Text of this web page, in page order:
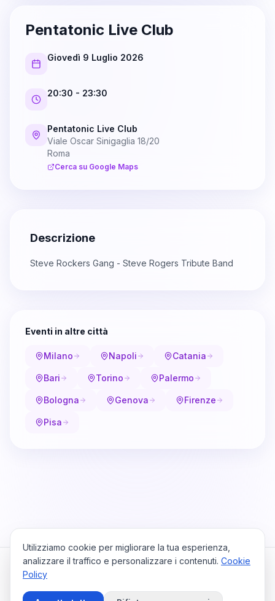
Pentatonic Live Club
Giovedì 9 Luglio 2026
20:30 - 23:30
Pentatonic Live Club
Viale Oscar Sinigaglia 18/20
Roma
Cerca su Google Maps
Descrizione
Steve Rockers Gang - Steve Rogers Tribute Band
Eventi in altre città
Milano Napoli Catania
Bari Torino Palermo
Bologna Genova Firenze
Pisa
Utilizziamo cookie per migliorare la tua esperienza,
analizzare il traffico e personalizzare i contenuti. Cookie
Policy